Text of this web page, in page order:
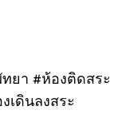
ยา #ห้องติดสระ
เดินลงสระ